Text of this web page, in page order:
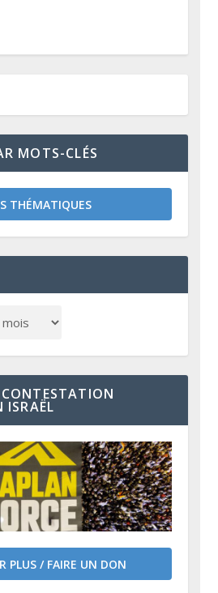
MOTS-CLÉS
THÉMATIQUES
ISRAËL
PLUS / FAIRE UN DON